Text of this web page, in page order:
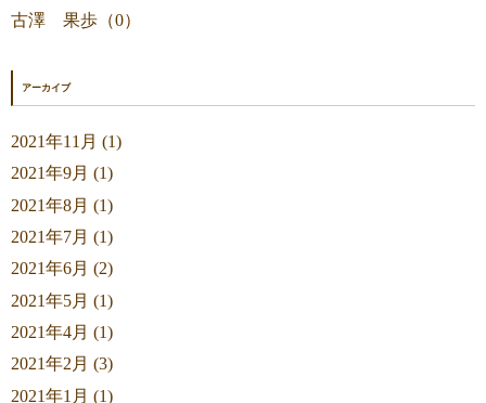
古澤 果歩（0）
アーカイブ
2021年11月 (1)
2021年9月 (1)
2021年8月 (1)
2021年7月 (1)
2021年6月 (2)
2021年5月 (1)
2021年4月 (1)
2021年2月 (3)
2021年1月 (1)